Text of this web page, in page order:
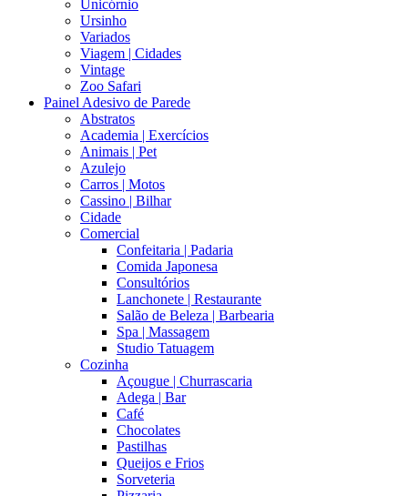
Unicórnio
Ursinho
Variados
Viagem | Cidades
Vintage
Zoo Safari
Painel Adesivo de Parede
Abstratos
Academia | Exercícios
Animais | Pet
Azulejo
Carros | Motos
Cassino | Bilhar
Cidade
Comercial
Confeitaria | Padaria
Comida Japonesa
Consultórios
Lanchonete | Restaurante
Salão de Beleza | Barbearia
Spa | Massagem
Studio Tatuagem
Cozinha
Açougue | Churrascaria
Adega | Bar
Café
Chocolates
Pastilhas
Queijos e Frios
Sorveteria